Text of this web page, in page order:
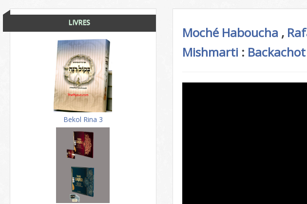
LIVRES
Bekol Rina 3
Moché Haboucha ,
Mishmarti : Backachot